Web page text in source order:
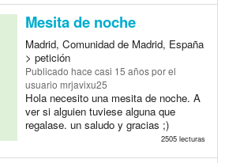
Mesita de noche
Madrid, Comunidad de Madrid, España
> petición
Publicado hace casi 15 añospor el
usuario mrjavixu25
Hola necesito una mesita de noche. A
ver si alguien tuviese alguna que
regalase. un saludo y gracias ;)
2505 lecturas